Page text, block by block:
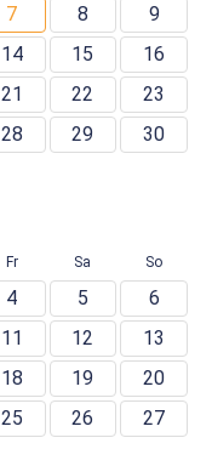
7 8
9
14 15
16
21 22
23
28 29
30
Fr Sa So
4 5
6
11 12
13
18 19
20
25 26
27